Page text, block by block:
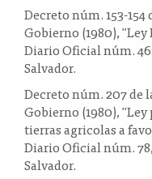
Decreto núm. 153-
Gobierno (1980), "Ley
Diario Oficial núm.
Salvador.
Decreto núm. 207 de
Gobierno (1980),
tierras agricolas a
Diario Oficial núm.
Salvador.